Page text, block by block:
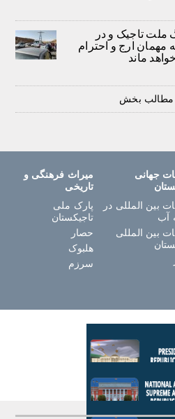
ملت تاجیک و در
مهمان ارج و احترام
ماند
مطالب بخش
جهانی
بین المللی در
آب
بین المللی
میراث فرهنگی و
تاریخی
پارک ملی
تاجیکستان
حصار
هلبوک
سرزم